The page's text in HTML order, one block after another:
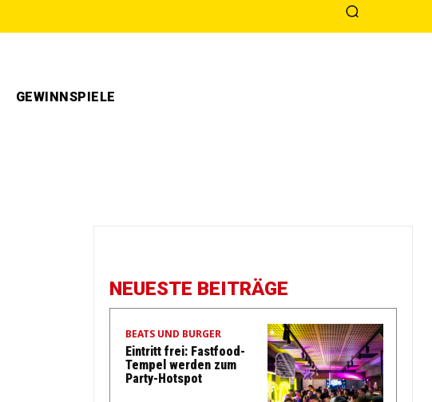
GEWINNSPIELE
NEUESTE BEITRÄGE
BEATS UND BURGER
Eintritt frei: Fastfood-
Tempel werden zum
Party-Hotspot